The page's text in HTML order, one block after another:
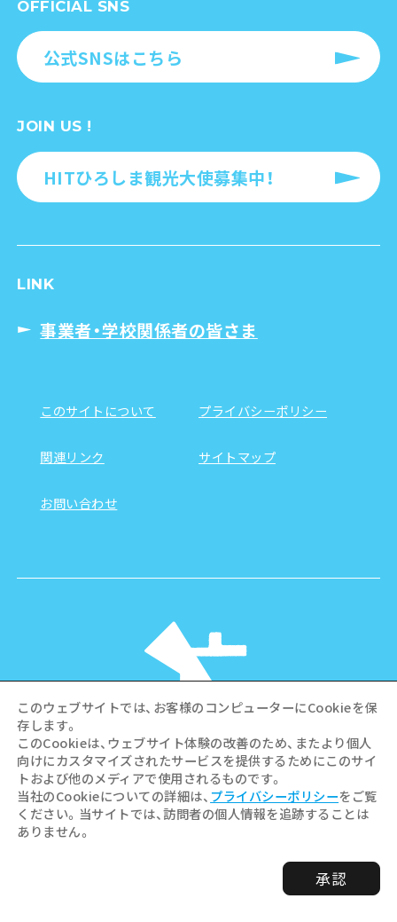
OFFICIAL SNS
公式SNSはこちら
JOIN US !
HITひろしま観光大使募集中！
LINK
事業者・学校関係者の皆さま
このサイトについて プライバシーポリシー
関連リンク サイトマップ
お問い合わせ
©Hiroshima Tourism Association /
Hiroshima Prefecture / Hiroshima City .
All rights reserved
このウェブサイトでは、お客様のコンピューターにCookieを保
存します。
このCookieは、ウェブサイト体験の改善のため、またより個人
向けにカスタマイズされたサービスを提供するためにこのサイ
トおよび他のメディアで使用されるものです。
当社のCookieについての詳細は、 プライバシーポリシーをご覧
ください。当サイトでは、訪問者の個人情報を追跡することは
ありません。
承認